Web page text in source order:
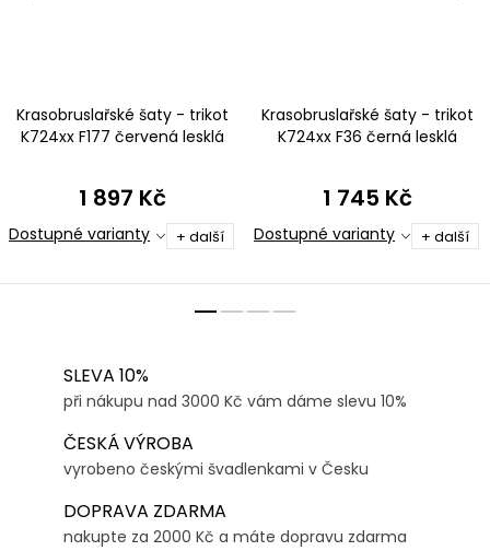
Krasobruslařské šaty - trikot
K724xx F177 červená lesklá
1 897 Kč
Dostupné varianty + další
Krasobruslařské šaty - trikot
K724xx F36 černá lesklá
1 745 Kč
Dostupné varianty + další
SLEVA 10%
při nákupu nad 3000 Kč vám dáme slevu 10%
ČESKÁ VÝROBA
vyrobeno českými švadlenkami v Česku
DOPRAVA ZDARMA
nakupte za 2000 Kč a máte dopravu zdarma